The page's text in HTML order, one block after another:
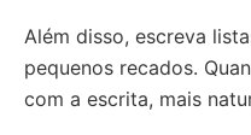
Além disso, escreva
pequenos recados.
com a escrita, mais